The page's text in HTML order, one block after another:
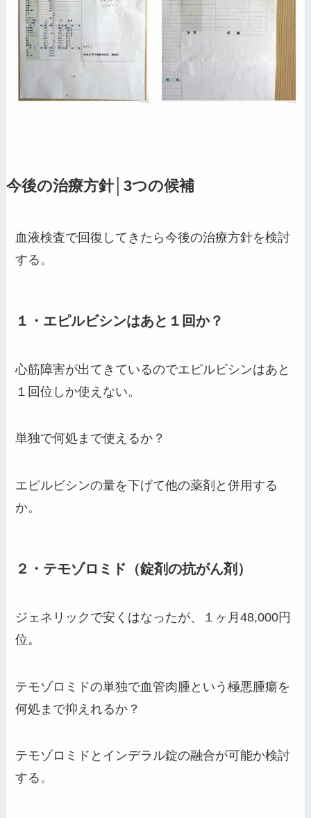
今後の治療方針│3つの候補
血液検査で回復してきたら今後の治療方針を検討
する。
１・エピルビシンはあと１回か？
心筋障害が出てきているのでエピルビシンはあと
１回位しか使えない。
単独で何処まで使えるか？
エピルビシンの量を下げて他の薬剤と併用する
か。
２・テモゾロミド（錠剤の抗がん剤）
ジェネリックで安くはなったが、１ヶ月48,000円
位。
テモゾロミドの単独で血管肉腫という極悪腫瘍を
何処まで抑えれるか？
テモゾロミドとインデラル錠の融合が可能か検討
する。